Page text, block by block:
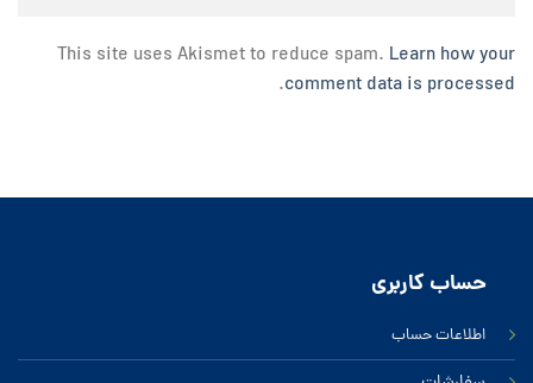
This site uses Akismet to reduce spam. Learn how your
comment data is processed
.
حساب کاربری
اطلاعات حساب